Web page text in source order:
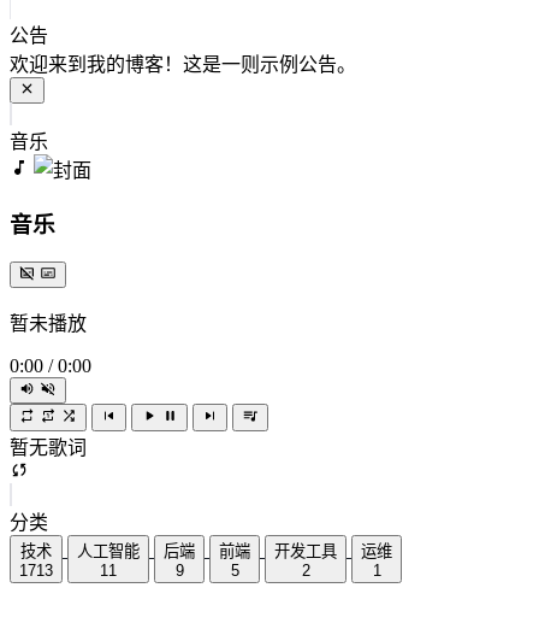
公告
欢迎来到我的博客！这是一则示例公告。
音乐
音乐
暂未播放
0:00 / 0:00
暂无歌词
分类
技术
1713
人工智能
11
后端
9
前端
5
开发工具
2
运维
1